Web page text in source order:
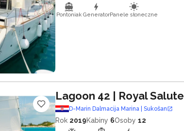
Pontoniak GeneratorPanele słoneczne
Lagoon 42 | Royal Salute
D-Marin Dalmacija Marina | Sukošan
Rok 2019Kabiny 6Osoby 12